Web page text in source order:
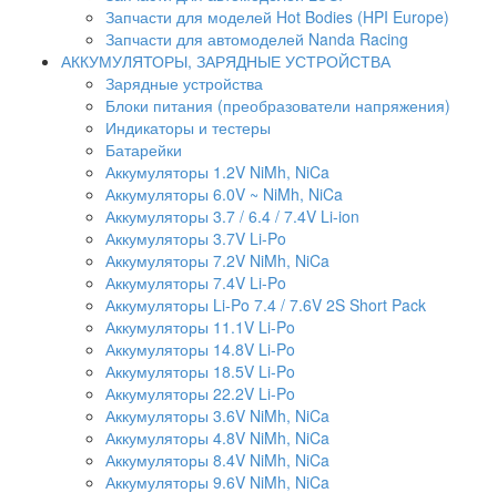
Запчасти для моделей Hot Bodies (HPI Europe)
Запчасти для автомоделей Nanda Racing
АККУМУЛЯТОРЫ, ЗАРЯДНЫЕ УСТРОЙСТВА
Зарядные устройства
Блоки питания (преобразователи напряжения)
Индикаторы и тестеры
Батарейки
Аккумуляторы 1.2V NiMh, NiCa
Аккумуляторы 6.0V ~ NiMh, NiCa
Аккумуляторы 3.7 / 6.4 / 7.4V Li-ion
Аккумуляторы 3.7V Li-Po
Аккумуляторы 7.2V NiMh, NiCa
Аккумуляторы 7.4V Li-Po
Аккумуляторы Li-Po 7.4 / 7.6V 2S Short Pack
Аккумуляторы 11.1V Li-Po
Аккумуляторы 14.8V Li-Po
Аккумуляторы 18.5V Li-Po
Аккумуляторы 22.2V Li-Po
Аккумуляторы 3.6V NiMh, NiCa
Аккумуляторы 4.8V NiMh, NiCa
Аккумуляторы 8.4V NiMh, NiCa
Аккумуляторы 9.6V NiMh, NiCa